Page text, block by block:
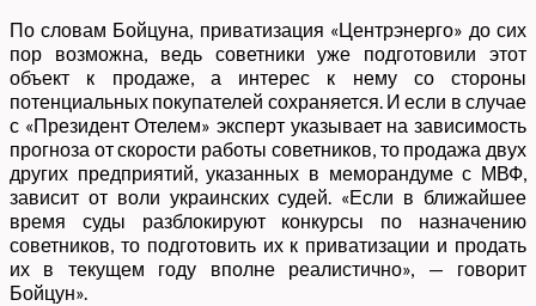
По словам Бойцуна, приватизация «Центрэнерго» до сих
пор возможна, ведь советники уже подготовили этот
объект к продаже, а интерес к нему со стороны
потенциальных покупателей сохраняется. И если в случае
с «Президент Отелем» эксперт указывает на зависимость
прогноза от скорости работы советников, то продажа двух
других предприятий, указанных в меморандуме с МВФ,
зависит от воли украинских судей. «Если в ближайшее
время суды разблокируют конкурсы по назначению
советников, то подготовить их к приватизации и продать
их в текущем году вполне реалистично», — говорит
Бойцун».